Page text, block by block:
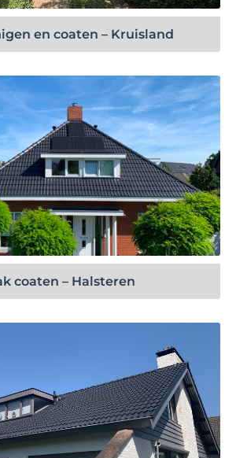
en coaten – Kruisland
Bekijk project
coaten – Halsteren